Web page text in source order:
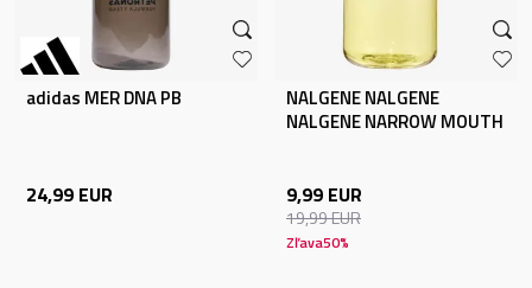
adidas MER DNA PB
24,99 EUR
NALGENE NALGENE
NALGENE NARROW MOUTH
9,99 EUR
19,99EUR
Zľava50%